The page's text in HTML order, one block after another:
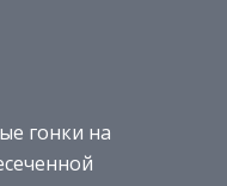
гонки на